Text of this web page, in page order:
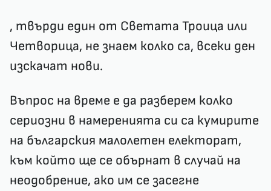
, твърди един от Светата Троица или
Четворица, не знаем колко са, всеки ден
изскачат нови.
Въпрос на време е да разберем колко
сериозни в намеренията си са кумирите
на българския малолетен електорат,
към който ще се обърнат в случай на
неодобрение, ако им се засегне